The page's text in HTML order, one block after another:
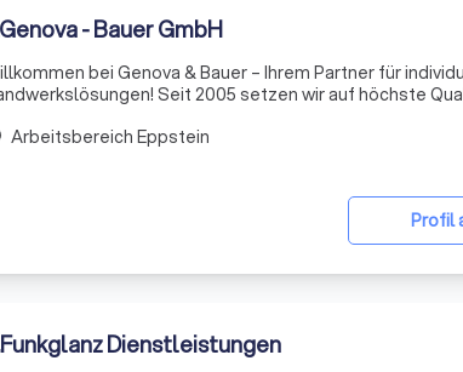
Genova - Bauer GmbH
bei Genova & Bauer – Ihrem Partner für
Seit 2005 setzen wir auf höchste
Ob ru
Profil
Arbeitsbereich Eppstein
Funkglanz Dienstleistungen